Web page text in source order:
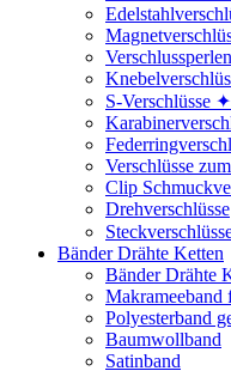
Verschlussperlen
S-Verschlüsse
Verschlüsse
Clip
Drehverschlüsse
Bänder Drähte Ketten
Bänder Drähte
Makrameeband
Polyesterband
Baumwollband
Satinband